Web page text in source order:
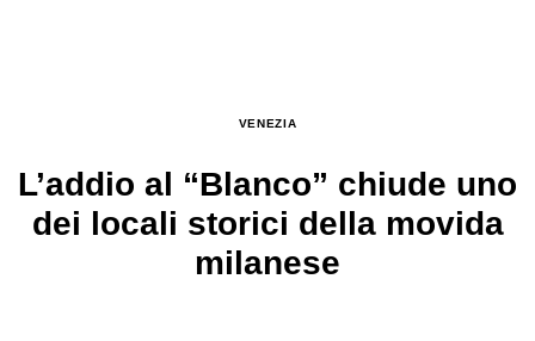
VENEZIA
L’addio al “Blanco” chiude uno
dei locali storici della movida
milanese